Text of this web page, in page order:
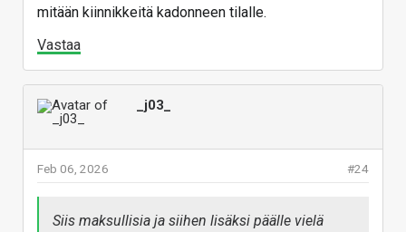
mitään kiinnikkeitä kadonneen tilalle.
Vastaa
_j03_
#24
Feb 06, 2026
Siis maksullisia ja siihen lisäksi päälle vielä